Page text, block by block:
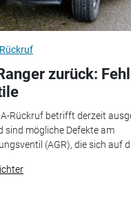
zurück:
Rückruf betrifft derzeit
sind mögliche Defekte am
(AGR), die sich auf